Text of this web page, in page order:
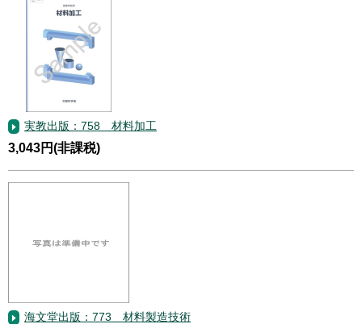
実教出版：758 材料加工
3,043円(非課税)
海文堂出版：773 材料製造技術